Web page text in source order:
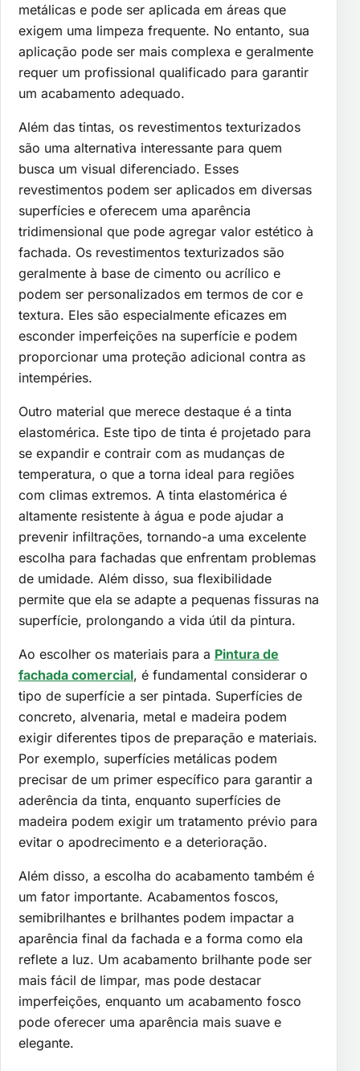
metálicas e pode ser aplicada em áreas que
exigem uma limpeza frequente. No entanto, sua
aplicação pode ser mais complexa e geralmente
requer um profissional qualificado para garantir
um acabamento adequado.
Além das tintas, os revestimentos texturizados
são uma alternativa interessante para quem
busca um visual diferenciado. Esses
revestimentos podem ser aplicados em diversas
superfícies e oferecem uma aparência
tridimensional que pode agregar valor estético à
fachada. Os revestimentos texturizados são
geralmente à base de cimento ou acrílico e
podem ser personalizados em termos de cor e
textura. Eles são especialmente eficazes em
esconder imperfeições na superfície e podem
proporcionar uma proteção adicional contra as
intempéries.
Outro material que merece destaque é a tinta
elastomérica. Este tipo de tinta é projetado para
se expandir e contrair com as mudanças de
temperatura, o que a torna ideal para regiões
com climas extremos. A tinta elastomérica é
altamente resistente à água e pode ajudar a
prevenir infiltrações, tornando-a uma excelente
escolha para fachadas que enfrentam problemas
de umidade. Além disso, sua flexibilidade
permite que ela se adapte a pequenas fissuras na
superfície, prolongando a vida útil da pintura.
Ao escolher os materiais para a Pintura de
fachada comercial, é fundamental considerar o
tipo de superfície a ser pintada. Superfícies de
concreto, alvenaria, metal e madeira podem
exigir diferentes tipos de preparação e materiais.
Por exemplo, superfícies metálicas podem
precisar de um primer específico para garantir a
aderência da tinta, enquanto superfícies de
madeira podem exigir um tratamento prévio para
evitar o apodrecimento e a deterioração.
Além disso, a escolha do acabamento também é
um fator importante. Acabamentos foscos,
semibrilhantes e brilhantes podem impactar a
aparência final da fachada e a forma como ela
reflete a luz. Um acabamento brilhante pode ser
mais fácil de limpar, mas pode destacar
imperfeições, enquanto um acabamento fosco
pode oferecer uma aparência mais suave e
elegante.